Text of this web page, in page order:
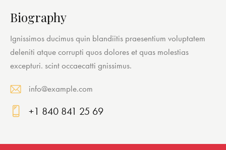
Biography
Ignissimos ducimus quin blandiitis praesentium voluptatem
deleniti atque corrupti quos dolores et quas molestias
excepturi. scint occaecatti gnissimus.
E-
ma
info@example.com
+1 840 841 25 69